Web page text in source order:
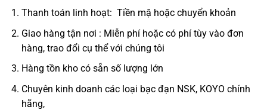
Thanh toán linh hoạt: Tiền mặ hoặc chuyển khoản
Giao hàng tận nơi : Miễn phí hoặc có phí tùy vào đơn
hàng, trao đổi cụ thể với chúng tôi
Hàng tồn kho có sẵn số lượng lớn
Chuyên kinh doanh các loại bạc đạn NSK, KOYO chính
hãng,